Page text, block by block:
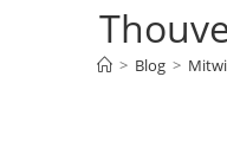
> Blog >